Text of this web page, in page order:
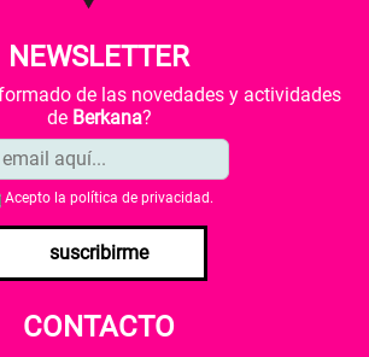
NEWSLETTER
de las novedades y actividades
de Berkana?
Acepto la política de privacidad .
suscribirme
CONTACTO